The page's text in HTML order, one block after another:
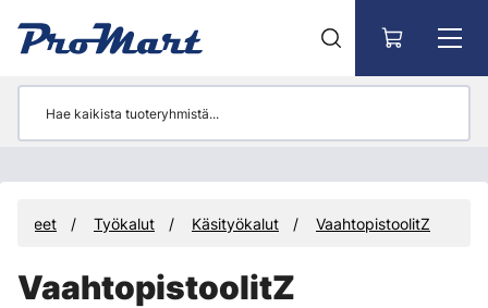
Työkalut Käsityökalut VaahtopistoolitZ
VaahtopistoolitZ